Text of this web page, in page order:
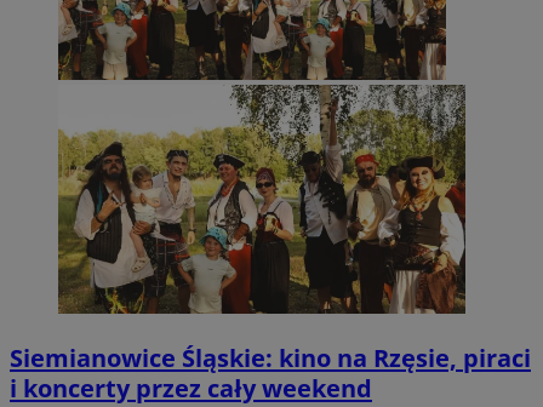
Siemianowice Śląskie: kino na Rzęsie, piraci
i koncerty przez cały weekend